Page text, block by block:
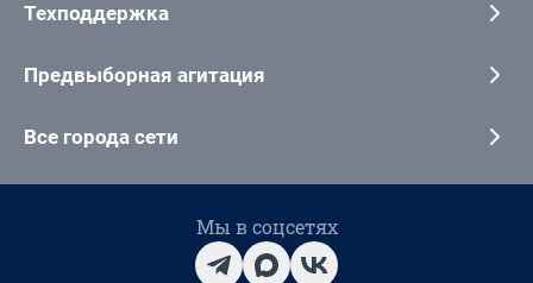
Техподдержка
Предвыборная агитация
Все города сети
Мы в соцсетях